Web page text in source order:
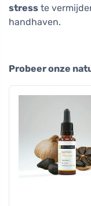
stress te
handhaven.
Probeer onze